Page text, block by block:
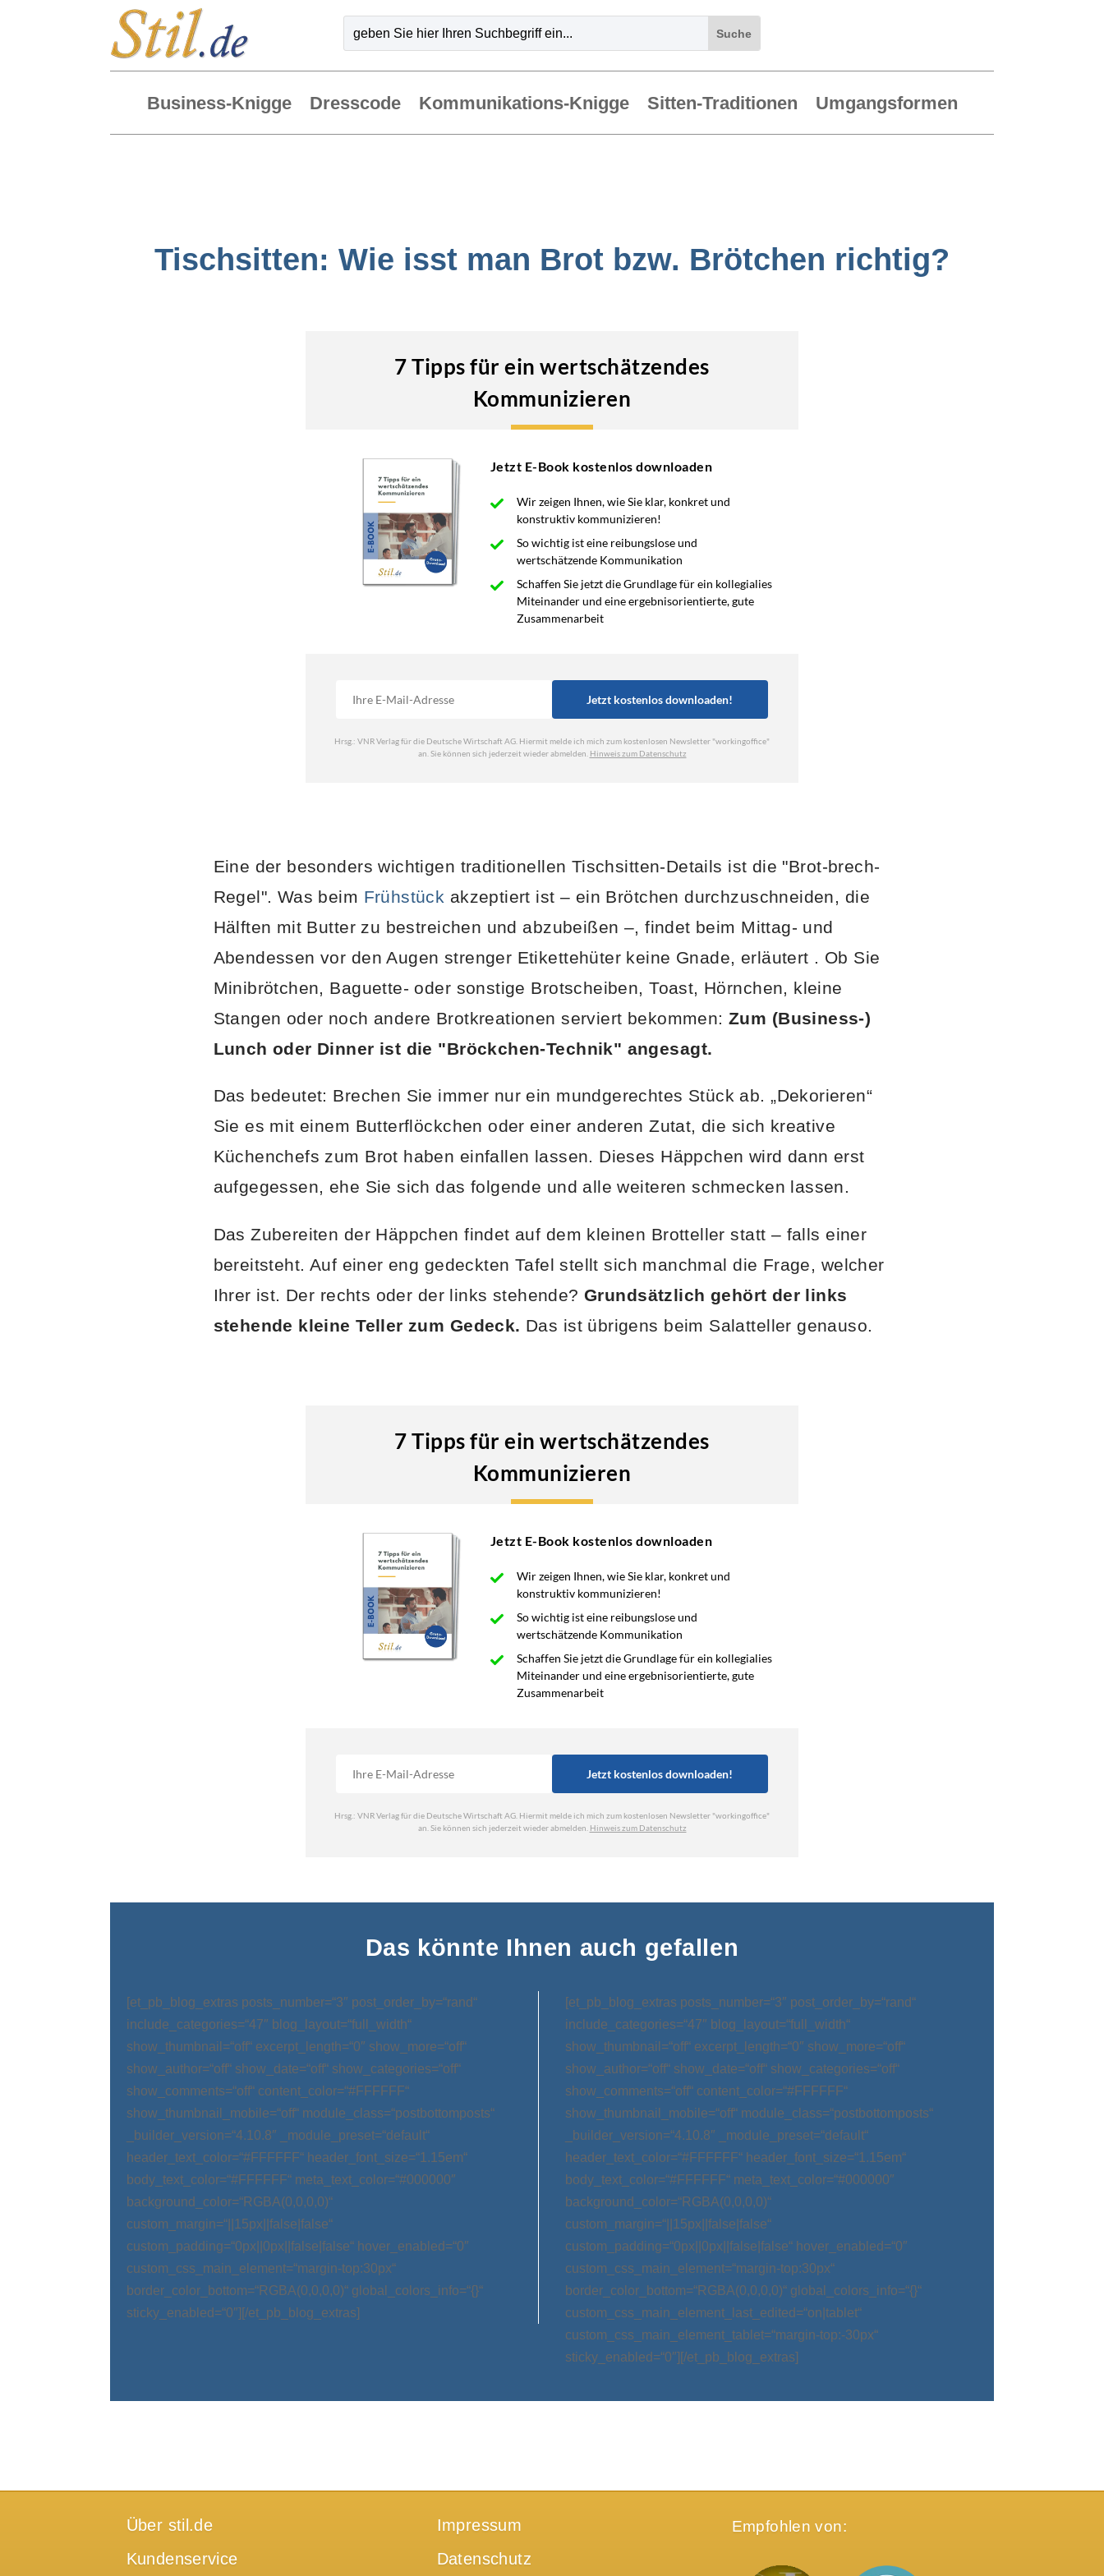
Business-Knigge Dresscode Kommunikations-Knigge Sitten-Traditionen Umgangsformen
Tischsitten: Wie isst man Brot bzw. Brötchen richtig?
Eine der besonders wichtigen traditionellen Tischsitten-Details ist die "Brot-brech-
Regel". Was beim Frühstück akzeptiert ist – ein Brötchen durchzuschneiden, die
Hälften mit Butter zu bestreichen und abzubeißen –, findet beim Mittag- und
Abendessen vor den Augen strenger Etikettehüter keine Gnade, erläutert . Ob Sie
Minibrötchen, Baguette- oder sonstige Brotscheiben, Toast, Hörnchen, kleine
Stangen oder noch andere Brotkreationen serviert bekommen:Zum (Business-)
Lunch oder Dinner ist die "Bröckchen-Technik" angesagt.
Das bedeutet: Brechen Sie immer nur ein mundgerechtes Stück ab. „Dekorieren“
Sie es mit einem Butterflöckchen oder einer anderen Zutat, die sich kreative
Küchenchefs zum Brot haben einfallen lassen. Dieses Häppchen wird dann erst
aufgegessen, ehe Sie sich das folgende und alle weiteren schmecken lassen.
Das Zubereiten der Häppchen findet auf dem kleinen Brotteller statt – falls einer
bereitsteht. Auf einer eng gedeckten Tafel stellt sich manchmal die Frage, welcher
Ihrer ist. Der rechts oder der links stehende?Grundsätzlich gehört der links
stehende kleine Teller zum Gedeck. Das ist übrigens beim Salatteller genauso.
Das könnte Ihnen auch gefallen
[et_pb_blog_extras posts_number=“3″ post_order_by=“rand“
include_categories=“47″ blog_layout=“full_width“
show_thumbnail=“off“ excerpt_length=“0″ show_more=“off“
show_author=“off“ show_date=“off“ show_categories=“off“
show_comments=“off“ content_color=“#FFFFFF“
show_thumbnail_mobile=“off“ module_class=“postbottomposts“
_builder_version=“4.10.8″ _module_preset=“default“
header_text_color=“#FFFFFF“ header_font_size=“1.15em“
body_text_color=“#FFFFFF“ meta_text_color=“#000000″
background_color=“RGBA(0,0,0,0)“
custom_margin=“||15px||false|false“
custom_padding=“0px||0px||false|false“ hover_enabled=“0″
custom_css_main_element=“margin-top:30px“
border_color_bottom=“RGBA(0,0,0,0)“ global_colors_info=“{}“
sticky_enabled=“0″][/et_pb_blog_extras]
[et_pb_blog_extras posts_number=“3″ post_order_by=“rand“
include_categories=“47″ blog_layout=“full_width“
show_thumbnail=“off“ excerpt_length=“0″ show_more=“off“
show_author=“off“ show_date=“off“ show_categories=“off“
show_comments=“off“ content_color=“#FFFFFF“
show_thumbnail_mobile=“off“ module_class=“postbottomposts“
_builder_version=“4.10.8″ _module_preset=“default“
header_text_color=“#FFFFFF“ header_font_size=“1.15em“
body_text_color=“#FFFFFF“ meta_text_color=“#000000″
background_color=“RGBA(0,0,0,0)“
custom_margin=“||15px||false|false“
custom_padding=“0px||0px||false|false“ hover_enabled=“0″
custom_css_main_element=“margin-top:30px“
border_color_bottom=“RGBA(0,0,0,0)“ global_colors_info=“{}“
custom_css_main_element_last_edited=“on|tablet“
custom_css_main_element_tablet=“margin-top:-30px“
sticky_enabled=“0″][/et_pb_blog_extras]
Über stil.de
Kundenservice
Impressum
Datenschutz
Empfohlen von: